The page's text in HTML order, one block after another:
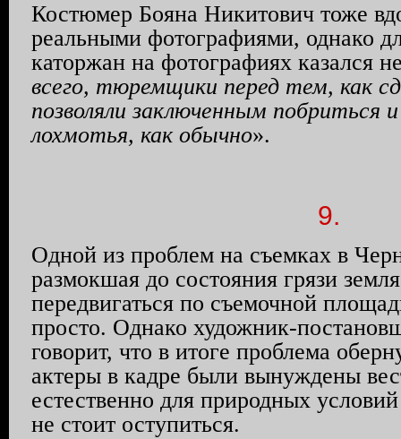
Костюмер Бояна Никитович тоже
реальными фотографиями, однако
каторжан на фотографиях казался
всего, тюремщики перед тем, как
позволяли заключенным побриться
лохмотья, как обычно».
9.
Одной из проблем на съемках в
размокшая до состояния грязи
передвигаться по съемочной
просто. Однако художник-
говорит, что в итоге проблема
актеры в кадре были вынуждены
естественно для природных
не стоит оступиться.